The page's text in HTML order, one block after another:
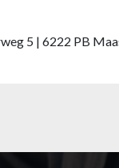
5 | 6222 PB